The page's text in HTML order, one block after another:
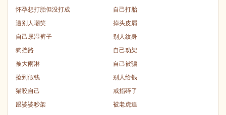
怀孕想打胎但没打成
自己打胎
遭别人嘲笑
掉头皮屑
自己尿湿裤子
别人纹身
狗挡路
自己劝架
被大雨淋
自己被骗
捡到假钱
别人给钱
猫咬自己
戒指碎了
跟婆婆吵架
被老虎追